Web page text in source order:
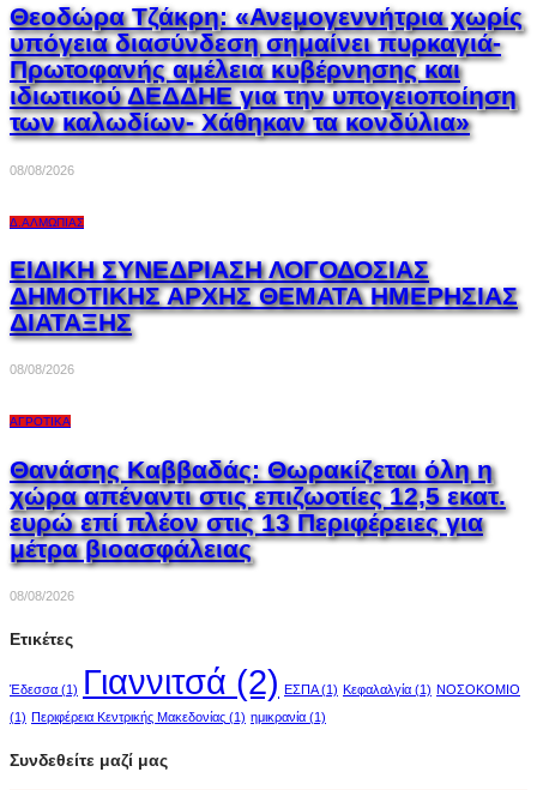
Θεοδώρα Τζάκρη: «Ανεμογεννήτρια χωρίς
υπόγεια διασύνδεση σημαίνει πυρκαγιά-
Πρωτοφανής αμέλεια κυβέρνησης και
ιδιωτικού ΔΕΔΔΗΕ για την υπογειοποίηση
των καλωδίων- Χάθηκαν τα κονδύλια»
08/08/2026
Δ.ΑΛΜΩΠΊΑΣ
ΕΙΔΙΚΗ ΣΥΝΕΔΡΙΑΣΗ ΛΟΓΟΔΟΣΙΑΣ
ΔΗΜΟΤΙΚΗΣ ΑΡΧΗΣ ΘΕΜΑΤΑ ΗΜΕΡΗΣΙΑΣ
ΔΙΑΤΑΞΗΣ
08/08/2026
ΑΓΡΟΤΙΚΆ
Θανάσης Καββαδάς: Θωρακίζεται όλη η
χώρα απέναντι στις επιζωοτίες 12,5 εκατ.
ευρώ επί πλέον στις 13 Περιφέρειες για
μέτρα βιοασφάλειας
08/08/2026
Ετικέτες
Έδεσσα (1) Γιαννιτσά (2) ΕΣΠΑ(1) Κεφαλαλγία (1) ΝΟΣΟΚΟΜΙΟ
(1) Περιφέρεια Κεντρικής Μακεδονίας (1) ημικρανία (1)
Συνδεθείτε μαζί μας